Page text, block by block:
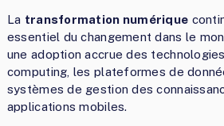
La transformation numérique
essentiel du changement dans le
une adoption accrue des
computing, les plateformes de
systèmes de gestion des
applications mobiles.